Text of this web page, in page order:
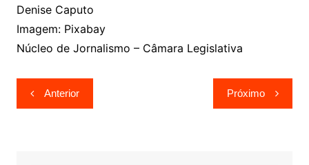
Denise Caputo
Imagem: Pixabay
Núcleo de Jornalismo – Câmara Legislativa
Navegação
de
Anterior Próximo